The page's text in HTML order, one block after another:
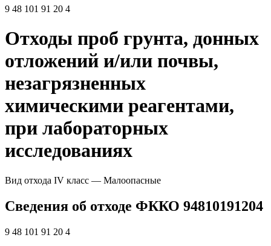
9 48 101 91 20 4
Отходы проб грунта, донных
отложений и/или почвы,
незагрязненных
химическими реагентами,
при лабораторных
исследованиях
Вид отхода IV класс — Малоопасные
Сведения об отходе ФККО 94810191204
9 48 101 91 20 4